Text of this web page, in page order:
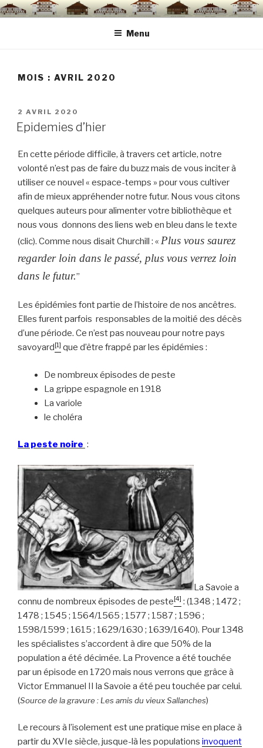
Aller
au
Menu
MOIS : AVRIL 2020
PUBLIÉ
LE
2 AVRIL 2020
Epidemies d’hier
En cette période difficile, à travers cet article, notre
volonté n’est pas de faire du buzz mais de vous inciter à
utiliser ce nouvel « espace-temps » pour vous cultiver
afin de mieux appréhender notre futur. Nous vous citons
quelques auteurs pour alimenter votre bibliothèque et
nous vous donnons des liens web en bleu dans le texte
(clic). Comme nous disait Churchill : « Plus vous saurez
regarder loin dans le passé, plus vous verrez loin
dans le futur.”
Les épidémies font partie de l’histoire de nos ancêtres.
Elles furent parfois responsables de la moitié des décès
d’une période. Ce n’est pas nouveau pour notre pays
savoyard[1] que d’être frappé par les épidémies :
De nombreux épisodes de peste
La grippe espagnole en 1918
La variole
le choléra
La peste noire :
La Savoie a
connu de nombreux épisodes de peste[4] : (1348 ; 1472 ;
1478 ; 1545 ; 1564/1565 ; 1577 ; 1587 ; 1596 ;
1598/1599 ; 1615 ; 1629/1630 ; 1639/1640). Pour 1348
les spécialistes s’accordent à dire que 50% de la
population a été décimée. La Provence a été touchée
par un épisode en 1720 mais nous verrons que grâce à
Victor Emmanuel II la Savoie a été peu touchée par celui.
(Source de la gravure : Les amis du vieux Sallanches)
Le recours à l’isolement est une pratique mise en place à
partir du XVIe siècle, jusque-là les populations invoquent